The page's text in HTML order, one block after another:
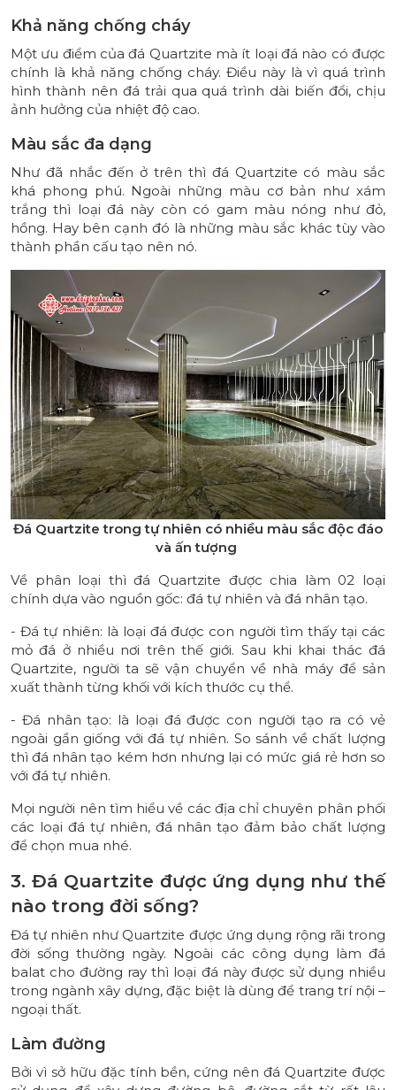
Khả năng chống cháy
Một ưu điểm của đá Quartzite mà ít loại đá nào có được
chính là khả năng chống cháy. Điều này là vì quá trình
hình thành nên đá trải qua quá trình dài biến đổi, chịu
ảnh hưởng của nhiệt độ cao.
Màu sắc đa dạng
Như đã nhắc đến ở trên thì đá Quartzite có màu sắc
khá phong phú. Ngoài những màu cơ bản như xám
trắng thì loại đá này còn có gam màu nóng như đỏ,
hồng. Hay bên cạnh đó là những màu sắc khác tùy vào
thành phần cấu tạo nên nó.
Đá Quartzite trong tự nhiên có nhiều màu sắc độc đáo
và ấn tượng
Về phân loại thì đá Quartzite được chia làm 02 loại
chính dựa vào nguồn gốc: đá tự nhiên và đá nhân tạo.
- Đá tự nhiên: là loại đá được con người tìm thấy tại các
mỏ đá ở nhiều nơi trên thế giới. Sau khi khai thác đá
Quartzite, người ta sẽ vận chuyển về nhà máy để sản
xuất thành từng khối với kích thước cụ thể.
- Đá nhân tạo: là loại đá được con người tạo ra có vẻ
ngoài gần giống với đá tự nhiên. So sánh về chất lượng
thì đá nhân tạo kém hơn nhưng lại có mức giá rẻ hơn so
với đá tự nhiên.
Mọi người nên tìm hiểu về các địa chỉ chuyên phân phối
các loại đá tự nhiên, đá nhân tạo đảm bảo chất lượng
để chọn mua nhé.
3. Đá Quartzite được ứng dụng như thế
nào trong đời sống?
Đá tự nhiên như Quartzite được ứng dụng rộng rãi trong
đời sống thường ngày. Ngoài các công dụng làm đá
balat cho đường ray thì loại đá này được sử dụng nhiều
trong ngành xây dựng, đặc biệt là dùng để trang trí nội –
ngoại thất.
Làm đường
Bởi vì sở hữu đặc tính bền, cứng nên đá Quartzite được